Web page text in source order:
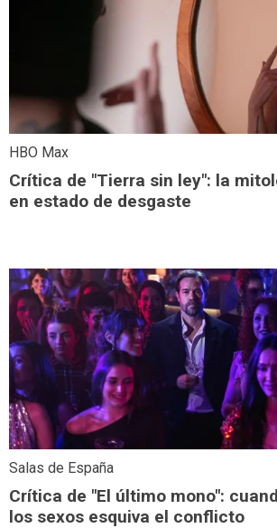
HBO Max
Crítica de "Tierra sin ley": la
en estado de desgaste
Salas de España
Crítica de "El último mono":
los sexos esquiva el conflicto